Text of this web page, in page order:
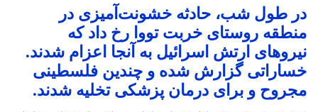
در طول شب، حادثه خشونت‌آمیزی در
منطقه روستای خربت تووا رخ داد که
نیروهای ارتش اسرائیل به آنجا اعزام شدند.
خساراتی گزارش شده و چندین فلسطینی
مجروح و برای درمان پزشکی تخلیه شدند.